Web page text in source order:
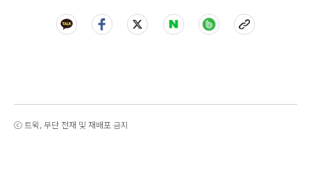
ⓒ 트윅, 무단 전재 및 재배포 금지